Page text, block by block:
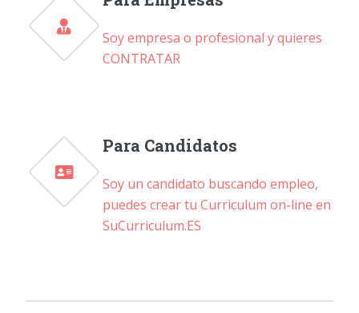
Soy empresa o profesional y quieres
CONTRATAR
Para Candidatos
Soy un candidato buscando empleo,
puedes crear tu Curriculum on-line en
SuCurriculum.ES